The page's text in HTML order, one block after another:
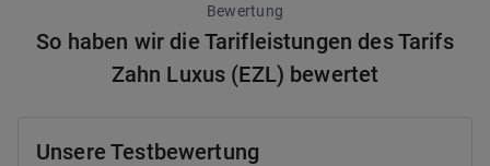
Bewertung
So haben wir die Tarifleistungen des Tarifs
Zahn Luxus (EZL) bewertet
Unsere Testbewertung